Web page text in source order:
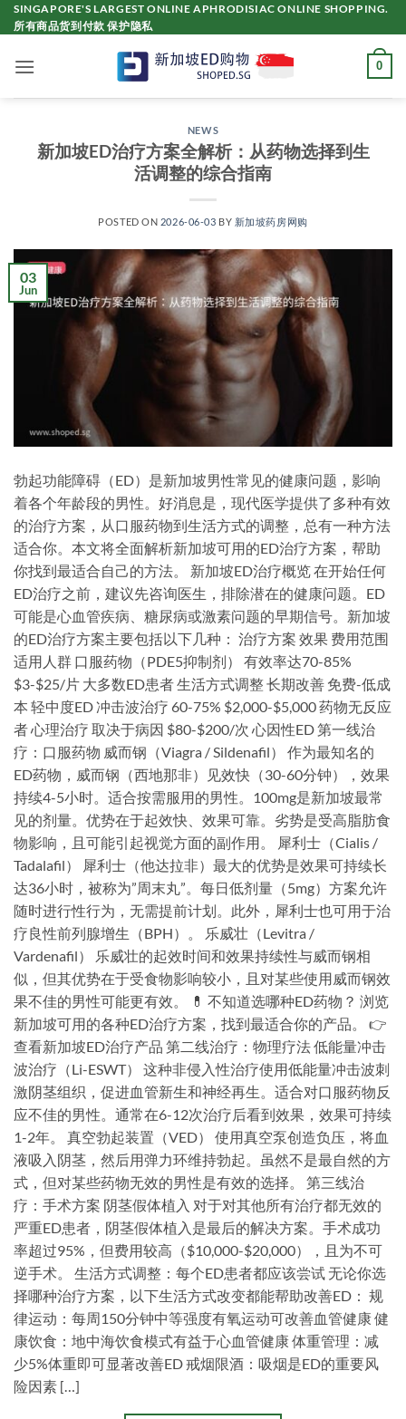
Skip
to
SINGAPORE'S LARGEST ONLINE APHRODISIAC ONLINE SHOPPING.
所有商品货到付款 保护隐私
0
NEWS
新加坡ED治疗方案全解析：从药物选择到生
活调整的综合指南
POSTED ON 2026-06-03 BY 新加坡药房网购
03
Jun
勃起功能障碍（ED）是新加坡男性常见的健康问题，影响
着各个年龄段的男性。好消息是，现代医学提供了多种有效
的治疗方案，从口服药物到生活方式的调整，总有一种方法
适合你。本文将全面解析新加坡可用的ED治疗方案，帮助
你找到最适合自己的方法。 新加坡ED治疗概览 在开始任何
ED治疗之前，建议先咨询医生，排除潜在的健康问题。ED
可能是心血管疾病、糖尿病或激素问题的早期信号。新加坡
的ED治疗方案主要包括以下几种： 治疗方案 效果 费用范围
适用人群 口服药物（PDE5抑制剂） 有效率达70-85%
$3-$25/片 大多数ED患者 生活方式调整 长期改善 免费-低成
本 轻中度ED 冲击波治疗 60-75% $2,000-$5,000 药物无反应
者 心理治疗 取决于病因 $80-$200/次 心因性ED 第一线治
疗：口服药物 威而钢（Viagra / Sildenafil） 作为最知名的
ED药物，威而钢（西地那非）见效快（30-60分钟），效果
持续4-5小时。适合按需服用的男性。100mg是新加坡最常
见的剂量。优势在于起效快、效果可靠。劣势是受高脂肪食
物影响，且可能引起视觉方面的副作用。 犀利士（Cialis /
Tadalafil） 犀利士（他达拉非）最大的优势是效果可持续长
达36小时，被称为”周末丸”。每日低剂量（5mg）方案允许
随时进行性行为，无需提前计划。此外，犀利士也可用于治
疗良性前列腺增生（BPH）。 乐威壮（Levitra /
Vardenafil） 乐威壮的起效时间和效果持续性与威而钢相
似，但其优势在于受食物影响较小，且对某些使用威而钢效
果不佳的男性可能更有效。 💊 不知道选哪种ED药物？ 浏览
新加坡可用的各种ED治疗方案，找到最适合你的产品。 👉
查看新加坡ED治疗产品 第二线治疗：物理疗法 低能量冲击
波治疗（Li-ESWT） 这种非侵入性治疗使用低能量冲击波刺
激阴茎组织，促进血管新生和神经再生。适合对口服药物反
应不佳的男性。通常在6-12次治疗后看到效果，效果可持续
1-2年。 真空勃起装置（VED） 使用真空泵创造负压，将血
液吸入阴茎，然后用弹力环维持勃起。虽然不是最自然的方
式，但对某些药物无效的男性是有效的选择。 第三线治
疗：手术方案 阴茎假体植入 对于对其他所有治疗都无效的
严重ED患者，阴茎假体植入是最后的解决方案。手术成功
率超过95%，但费用较高（$10,000-$20,000），且为不可
逆手术。 生活方式调整：每个ED患者都应该尝试 无论你选
择哪种治疗方案，以下生活方式改变都能帮助改善ED： 规
律运动：每周150分钟中等强度有氧运动可改善血管健康 健
康饮食：地中海饮食模式有益于心血管健康 体重管理：减
少5%体重即可显著改善ED 戒烟限酒：吸烟是ED的重要风
险因素 […]